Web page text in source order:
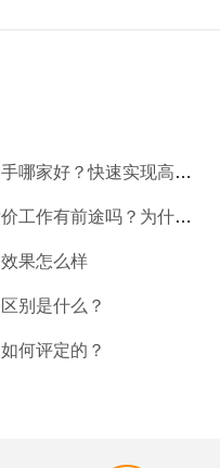
好？快速实现高回报哪家强？
有前途吗？为什么待遇那么高
果怎么样
别是什么？
何评定的？